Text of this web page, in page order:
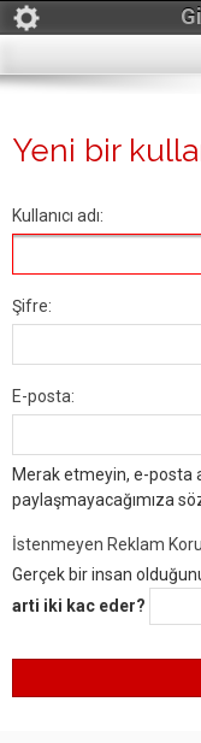
Yeni bir
Kullanıcı adı:
Şifre:
E-posta:
Merak etmeyin, e-posta
paylaşmayacağımıza
İstenmeyen Reklam
Gerçek bir insan
arti iki kac eder?